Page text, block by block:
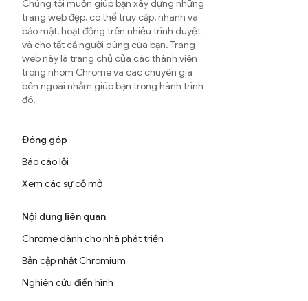
Chúng tôi muốn giúp bạn xây dựng những
trang web đẹp, có thể truy cập, nhanh và
bảo mật, hoạt động trên nhiều trình duyệt
và cho tất cả người dùng của bạn. Trang
web này là trang chủ của các thành viên
trong nhóm Chrome và các chuyên gia
bên ngoài nhằm giúp bạn trong hành trình
đó.
Đóng góp
Báo cáo lỗi
Xem các sự cố mở
Nội dung liên quan
Chrome dành cho nhà phát triển
Bản cập nhật Chromium
Nghiên cứu điển hình